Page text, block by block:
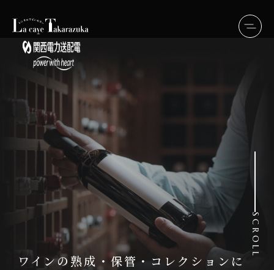
SCROLL
ワインの熟成・保管・コレクションに